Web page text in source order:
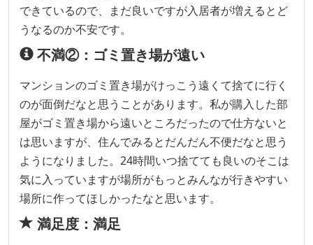
できているので、まだ良いですが入居者が増えるとど
うなるのか不安です。
不満②：ゴミ置き場が遠い
マンションのゴミ置き場がけっこう遠くて捨てに行く
のが面倒だなと思うことがあります。私が購入した部
屋がゴミ置き場から遠いところだったので仕方ないと
は思いますが、住んでみるとだんだん不便だなと思う
ようになりました。24時間いつ捨てても良いのそこは
気に入っていますが場所がもっとみんなが行きやすい
場所に作ってほしかったなと思います。
満足度：満足